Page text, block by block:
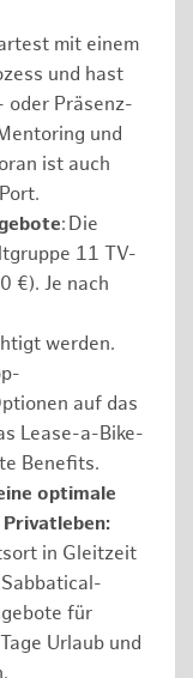
mit einem
und hast
oder Präsenz-
und
ist auch
: Die
11 TV-
€). Je nach
werden.
auf das
Lease-a-Bike-
Benefits.
optimale
in Gleitzeit
für
Urlaub und